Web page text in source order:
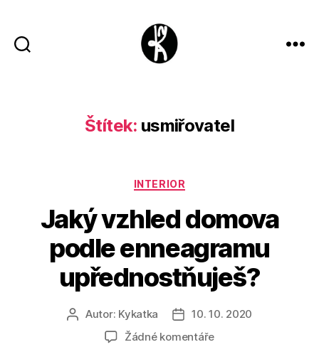
Štítek: usmiřovatel
Rubriky
INTERIOR
Jaký vzhled domova
podle enneagramu
upřednostňuješ?
Autor
příspěvku
Autor: Kykatka
Datum
příspěvku
10. 10. 2020
Žádné komentářeu